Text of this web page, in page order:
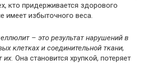
кто придерживается здорового
имеет избыточного веса.
– это результат нарушений в
клетках и соединительной ткани,
их. Она становится хрупкой, потеряет